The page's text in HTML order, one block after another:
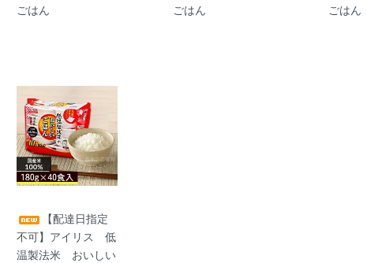
ごはん
ごはん
ごはん
【配達日指定
不可】アイリス 低
温製法米 おいしい